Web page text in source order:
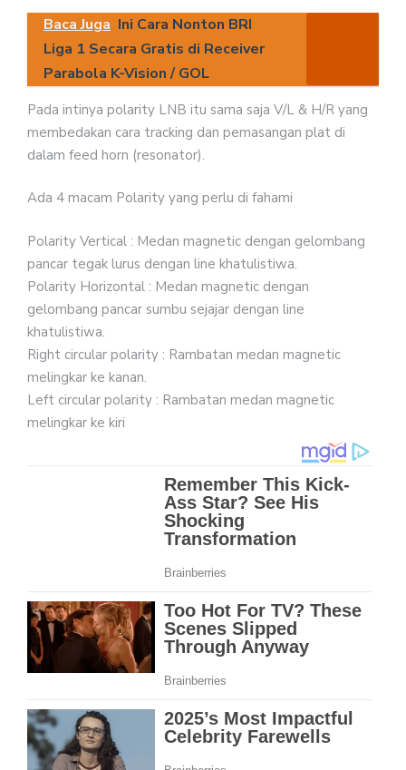
Baca Juga Ini Cara Nonton BRI
Liga 1 Secara Gratis di Receiver
Parabola K-Vision / GOL
Pada intinya polarity LNB itu sama saja V/L & H/R yang
membedakan cara tracking dan pemasangan plat di
dalam feed horn (resonator).
Ada 4 macam Polarity yang perlu di fahami
Polarity Vertical : Medan magnetic dengan gelombang
pancar tegak lurus dengan line khatulistiwa.
Polarity Horizontal : Medan magnetic dengan
gelombang pancar sumbu sejajar dengan line
khatulistiwa.
Right circular polarity : Rambatan medan magnetic
melingkar ke kanan.
Left circular polarity : Rambatan medan magnetic
melingkar ke kiri